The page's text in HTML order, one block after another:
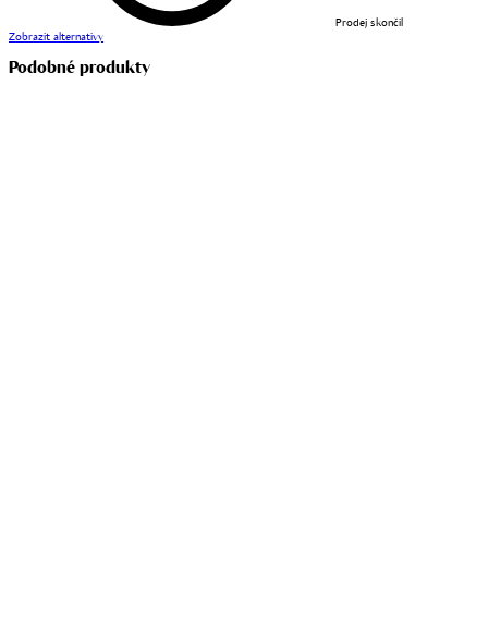
Prodej skončil
Zobrazit alternativy
Podobné produkty